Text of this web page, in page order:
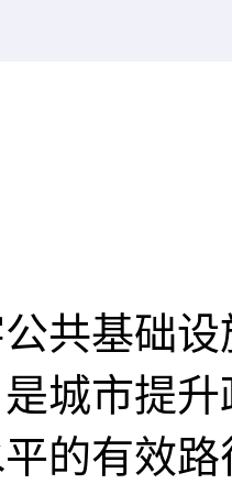
共基础
城市提
的有效